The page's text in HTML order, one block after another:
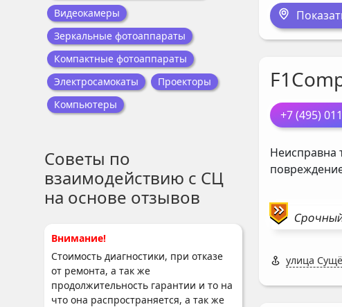
Видеокамеры
Зеркальные фотоаппараты
Компактные фотоаппараты
Электросамокаты
Проекторы
Компьютеры
Советы по
взаимодействию с СЦ
на основе отзывов
Внимание!
Стоимость диагностики, при отказе
от ремонта, а так же
продолжительность гарантии и то на
что она распространяется, а так же
+7 (495)
Неисправна
улица